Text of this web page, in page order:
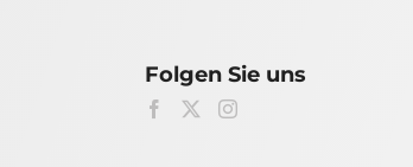
Folgen Sie uns